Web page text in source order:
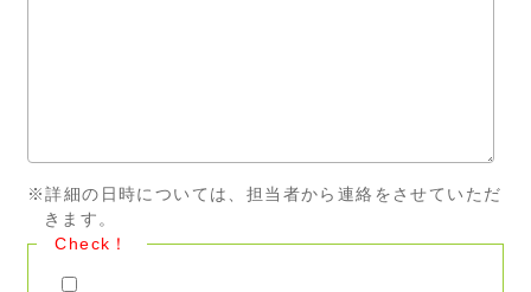
※詳細の日時については、担当者から連絡をさせていただ
きます。
Check！